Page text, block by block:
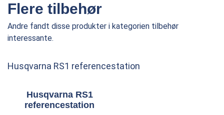
Flere tilbehør
Andre fandt disse produkter i kategorien tilbehør
interessante.
Husqvarna RS1 referencestation
Husqvarna RS1
referencestation